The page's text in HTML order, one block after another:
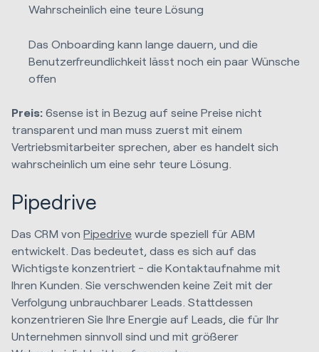
Wahrscheinlich eine teure Lösung
Das Onboarding kann lange dauern, und die
Benutzerfreundlichkeit lässt noch ein paar Wünsche
offen
Preis: 6sense ist in Bezug auf seine Preise nicht
transparent und man muss zuerst mit einem
Vertriebsmitarbeiter sprechen, aber es handelt sich
wahrscheinlich um eine sehr teure Lösung.
Pipedrive
Das CRM von Pipedrive wurde speziell für ABM
entwickelt. Das bedeutet, dass es sich auf das
Wichtigste konzentriert - die Kontaktaufnahme mit
Ihren Kunden. Sie verschwenden keine Zeit mit der
Verfolgung unbrauchbarer Leads. Stattdessen
konzentrieren Sie Ihre Energie auf Leads, die für Ihr
Unternehmen sinnvoll sind und mit größerer